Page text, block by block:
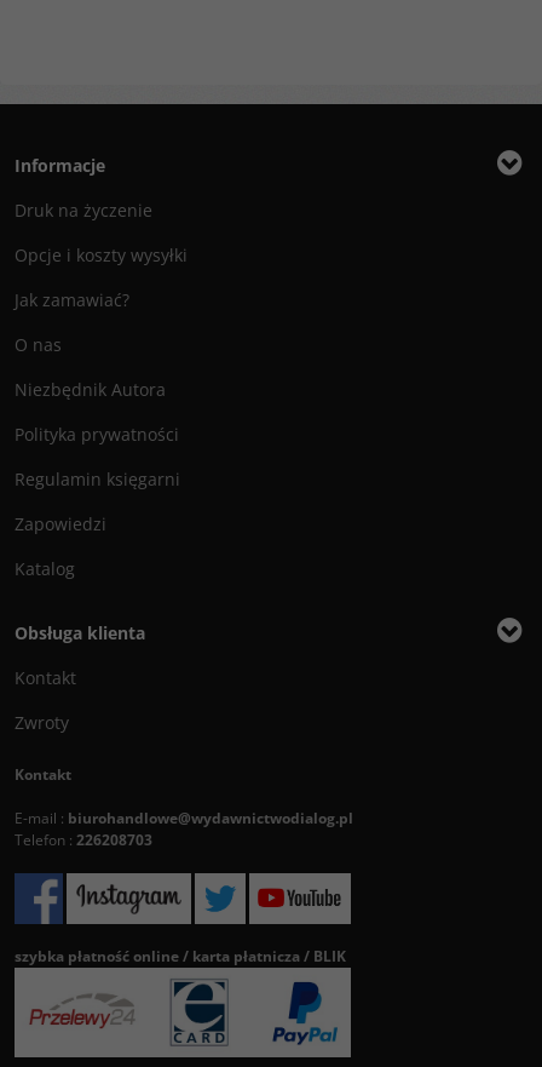
Informacje
Druk na życzenie
Opcje i koszty wysyłki
Jak zamawiać?
O nas
Niezbędnik Autora
Polityka prywatności
Regulamin księgarni
Zapowiedzi
Katalog
Obsługa klienta
Kontakt
Zwroty
Kontakt
E-mail : biurohandlowe@wydawnictwodialog.pl
Telefon : 226208703
szybka płatność online / karta płatnicza / BLIK